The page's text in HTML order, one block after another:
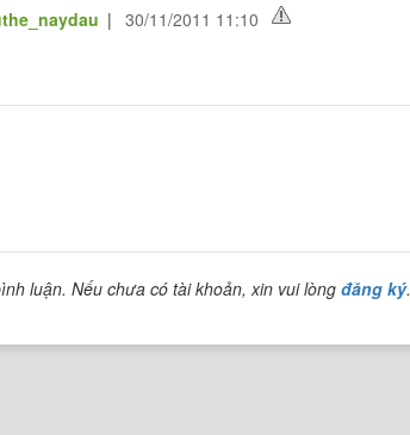
|
30/11/2011 11:10
luận. Nếu chưa có tài khoản, xin vui lòngđăng ký.